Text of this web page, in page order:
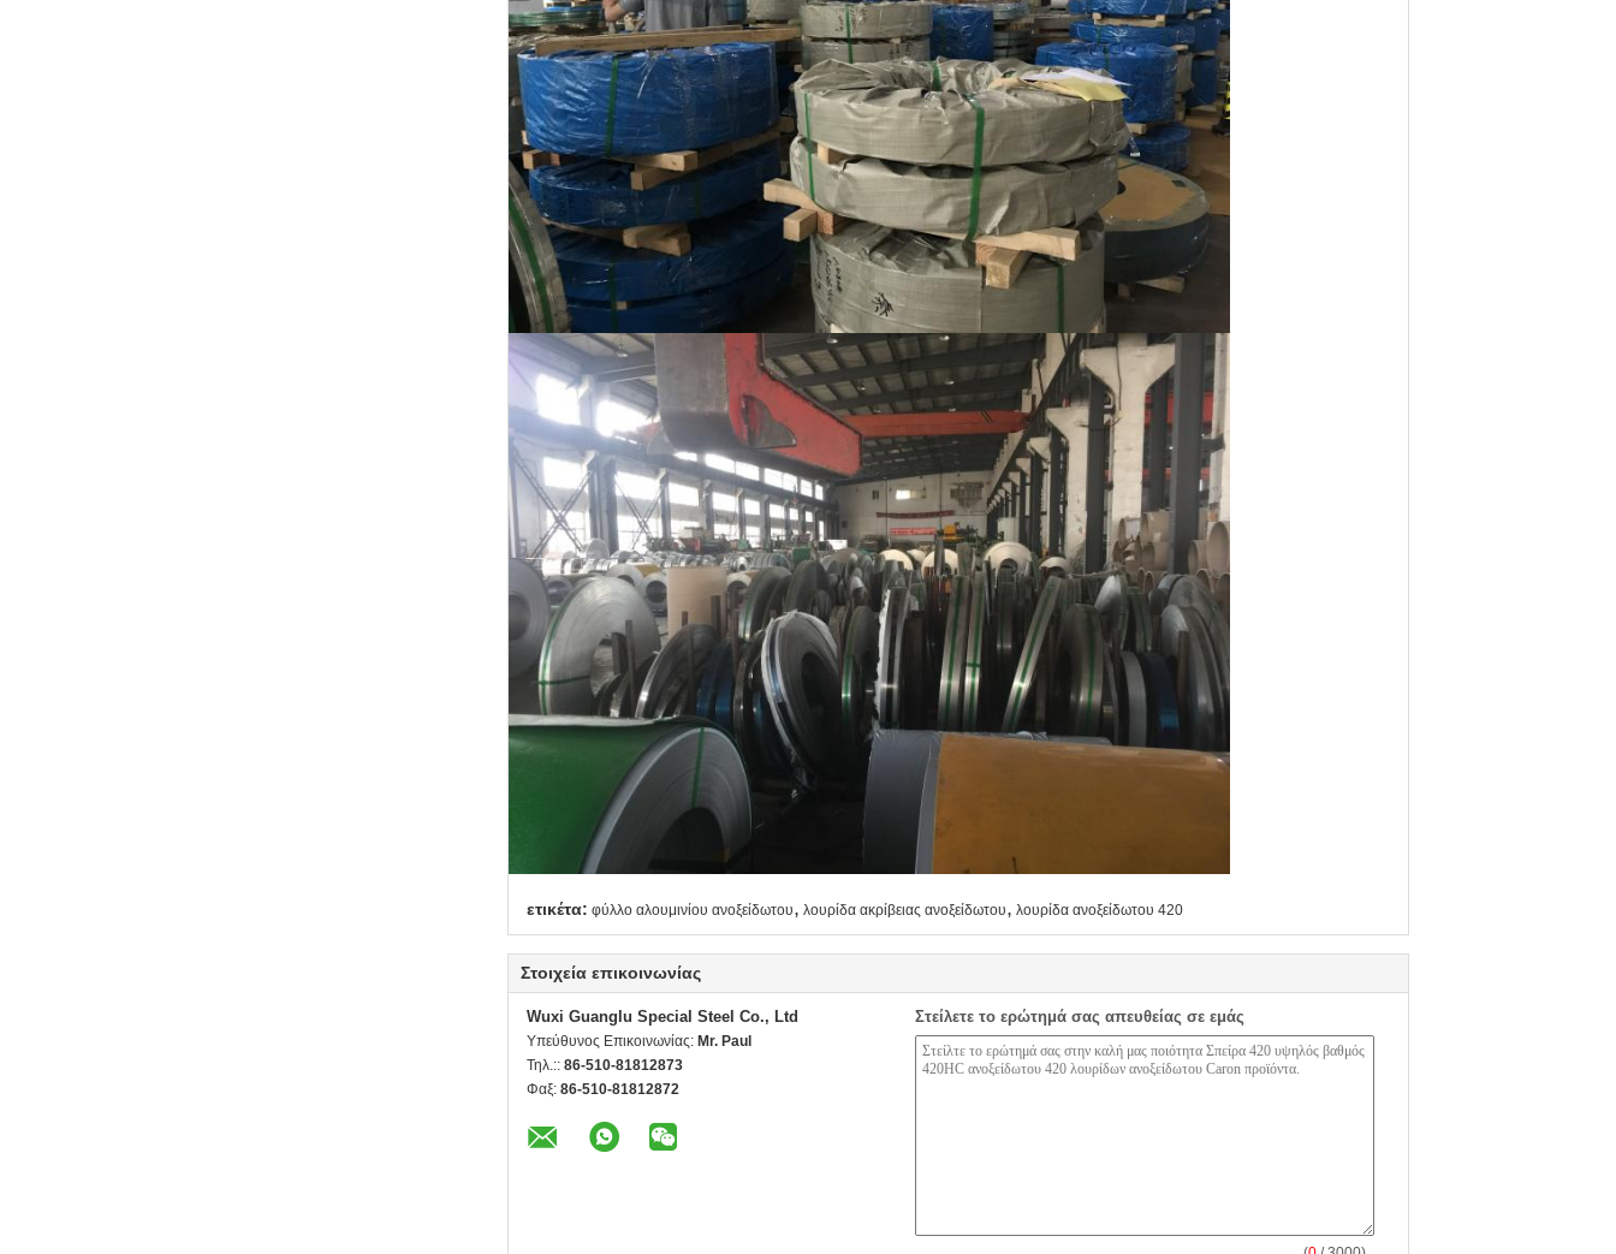
ετικέτα: φύλλο αλουμινίου ανοξείδωτου, λουρίδα ακρίβειας ανοξείδωτου, λουρίδα ανοξείδωτου 420
Στοιχεία επικοινωνίας
Wuxi Guanglu Special Steel Co., Ltd
Υπεύθυνος Επικοινωνίας: Mr. Paul
Τηλ.:: 86-510-81812873
Φαξ: 86-510-81812872
Στείλετε το ερώτημά σας απευθείας σε εμάς